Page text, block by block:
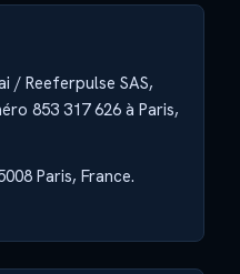
/ Reeferpulse SAS,
853 317 626 à Paris,
Paris, France.